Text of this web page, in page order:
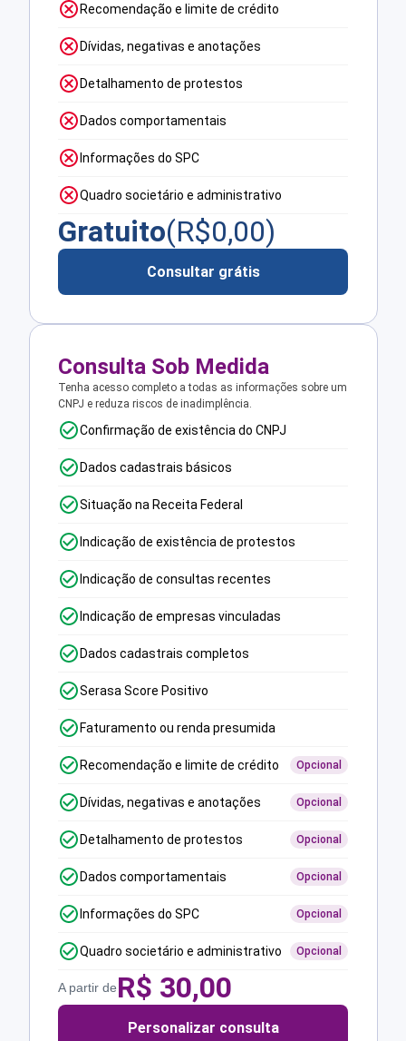
Recomendação e limite de crédito
Dívidas, negativas e anotações
Detalhamento de protestos
Dados comportamentais
Informações do SPC
Quadro societário e administrativo
Gratuito(R$0,00)
Consultar grátis
Consulta Sob Medida
Tenha acesso completo a todas as informações sobre um
CNPJ e reduza riscos de inadimplência.
Confirmação de existência do CNPJ
Dados cadastrais básicos
Situação na Receita Federal
Indicação de existência de protestos
Indicação de consultas recentes
Indicação de empresas vinculadas
Dados cadastrais completos
Serasa Score Positivo
Faturamento ou renda presumida
Recomendação e limite de crédito Opcional
Dívidas, negativas e anotações Opcional
Detalhamento de protestos Opcional
Dados comportamentais Opcional
Informações do SPC Opcional
Quadro societário e administrativo Opcional
A partir deR$ 30,00
Personalizar consulta